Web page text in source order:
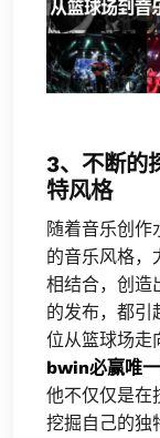
3、不断的
特风格
随着音乐创作
的音乐风格，
相结合，创造
的发布，都引
位从篮球场走
bwin必赢唯
他不仅仅是在
挖掘自己的独